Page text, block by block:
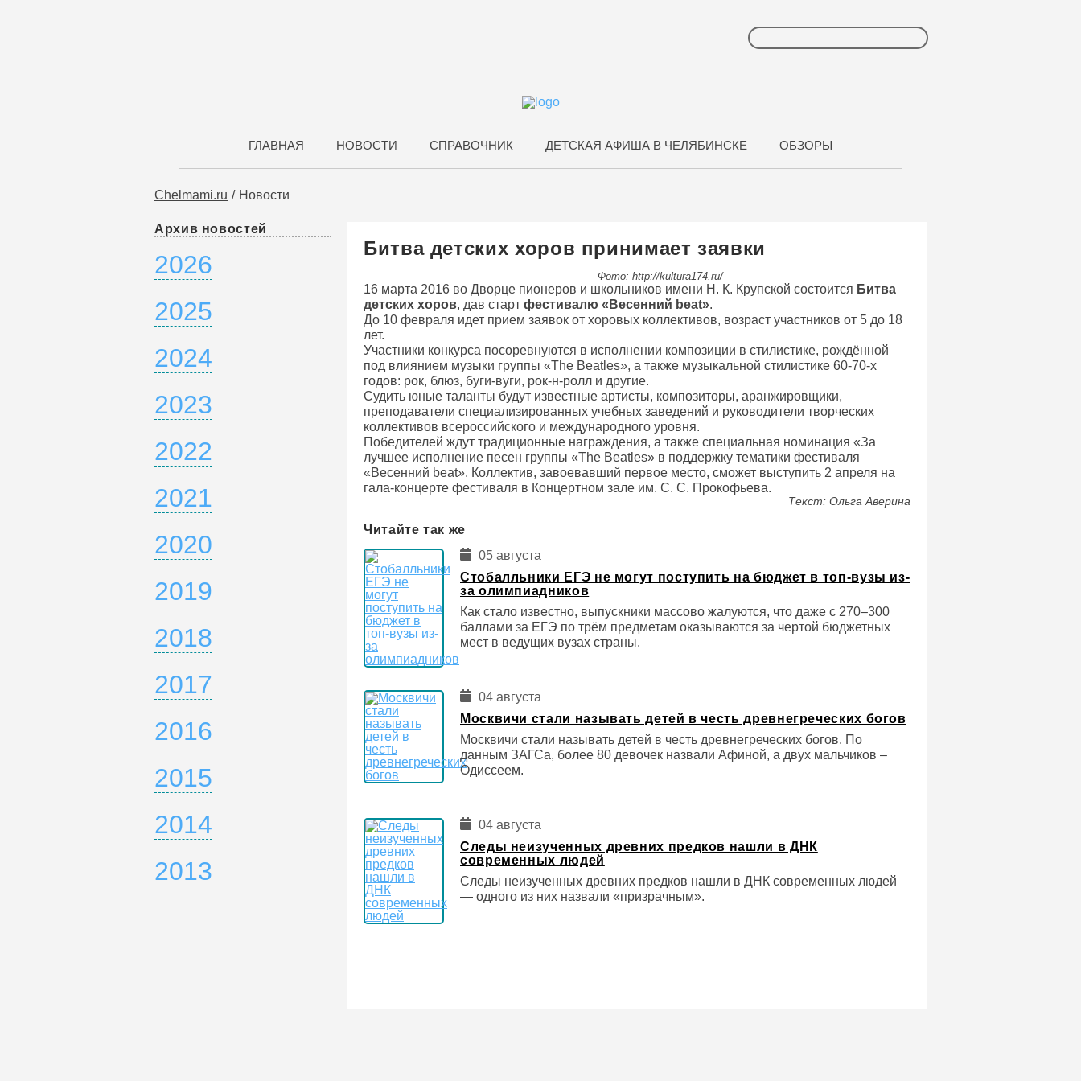
ГЛАВНАЯ НОВОСТИ СПРАВОЧНИК ДЕТСКАЯ АФИША В ЧЕЛЯБИНСКЕ ОБЗОРЫ
Chelmami.ru Новости
Архив новостей
2026
2025
2024
2023
2022
2021
2020
2019
2018
2017
2016
2015
2014
2013
Битва детских хоров принимает заявки
Фото: http://kultura174.ru/
16 марта 2016 во Дворце пионеров и школьников имени Н. К. Крупской состоится Битва
детских хоров, дав старт фестивалю «Весенний beat».
До 10 февраля идет прием заявок от хоровых коллективов, возраст участников от 5 до 18
лет.
Участники конкурса посоревнуются в исполнении композиции в стилистике, рождённой
под влиянием музыки группы «The Beatles», а также музыкальной стилистике 60-70-х
годов: рок, блюз, буги-вуги, рок-н-ролл и другие.
Судить юные таланты будут известные артисты, композиторы, аранжировщики,
преподаватели специализированных учебных заведений и руководители творческих
коллективов всероссийского и международного уровня.
Победителей ждут традиционные награждения, а также специальная номинация «За
лучшее исполнение песен группы «The Beatles» в поддержку тематики фестиваля
«Весенний beat». Коллектив, завоевавший первое место, сможет выступить 2 апреля на
гала-концерте фестиваля в Концертном зале им. С. С. Прокофьева.
Текст: Ольга Аверина
Читайте так же
05 августа
Стобалльники ЕГЭ не могут поступить на бюджет в топ-вузы из-
за олимпиадников
Как стало известно, выпускники массово жалуются, что даже с 270–300
баллами за ЕГЭ по трём предметам оказываются за чертой бюджетных
мест в ведущих вузах страны.
04 августа
Москвичи стали называть детей в честь древнегреческих богов
Москвичи стали называть детей в честь древнегреческих богов. По
данным ЗАГСа, более 80 девочек назвали Афиной, а двух мальчиков –
Одиссеем.
04 августа
Следы неизученных древних предков нашли в ДНК
современных людей
Следы неизученных древних предков нашли в ДНК современных людей
— одного из них назвали «призрачным».